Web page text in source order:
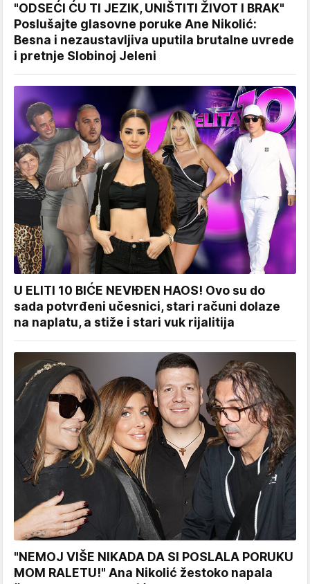
"ODSEĆI ĆU TI JEZIK, UNIŠTITI ŽIVOT I BRAK"
Poslušajte glasovne poruke Ane Nikolić:
Besna i nezaustavljiva uputila brutalne uvrede
i pretnje Slobinoj Jeleni
U ELITI 10 BIĆE NEVIĐEN HAOS! Ovo su do
sada potvrđeni učesnici, stari računi dolaze
na naplatu, a stiže i stari vuk rijalitija
"NEMOJ VIŠE NIKADA DA SI POSLALA PORUKU
MOM RALETU!" Ana Nikolić žestoko napala